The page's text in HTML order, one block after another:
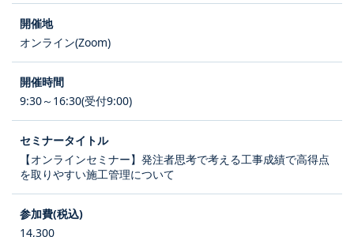
オンライン(Zoom)
9:30～16:30(受付9:00)
【オンラインセミナー】発注者思考で考える工事成績で高得点
を取りやすい施工管理について
14,300